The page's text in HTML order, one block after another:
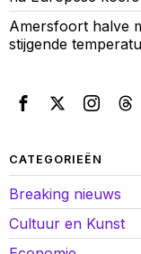
Amersfoort halve
stijgende
CATEGORIEËN
Breaking nieuws
Cultuur en Kunst